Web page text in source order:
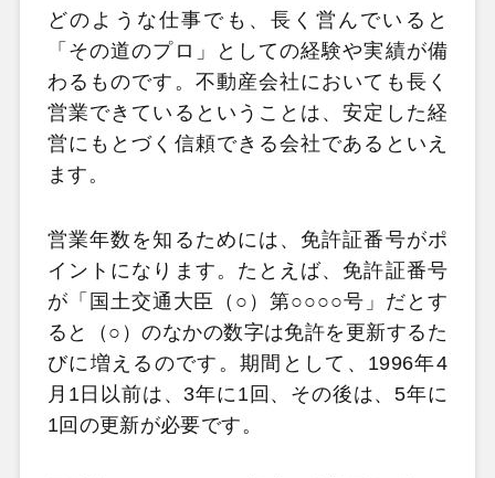
どのような仕事でも、長く営んでいると
「その道のプロ」としての経験や実績が備
わるものです。不動産会社においても長く
営業できているということは、安定した経
営にもとづく信頼できる会社であるといえ
ます。
営業年数を知るためには、免許証番号がポ
イントになります。たとえば、免許証番号
が「国土交通大臣（○）第○○○○号」だとす
ると（○）のなかの数字は免許を更新するた
びに増えるのです。期間として、1996年4
月1日以前は、3年に1回、その後は、5年に
1回の更新が必要です。